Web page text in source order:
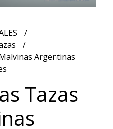
Argentinas
Tazas